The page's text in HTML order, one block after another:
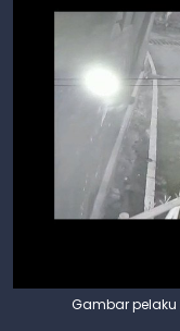
Gambar pelaku